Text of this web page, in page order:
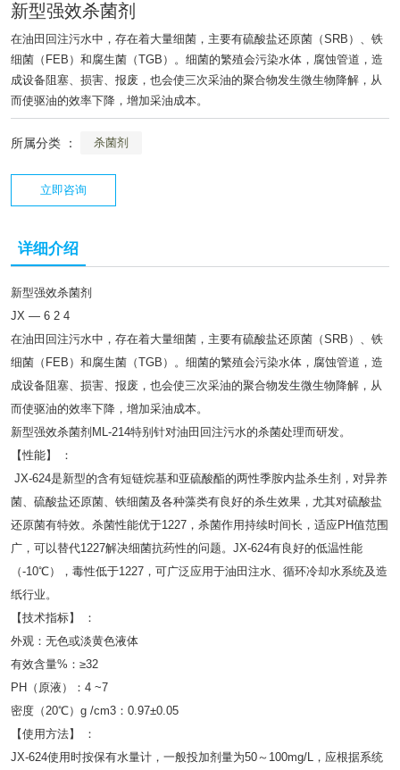
新型强效杀菌剂
在油田回注污水中，存在着大量细菌，主要有硫酸盐还原菌（SRB）、铁
细菌（FEB）和腐生菌（TGB）。细菌的繁殖会污染水体，腐蚀管道，造
成设备阻塞、损害、报废，也会使三次采油的聚合物发生微生物降解，从
而使驱油的效率下降，增加采油成本。
所属分类 ： 杀菌剂
立即咨询
详细介绍
新型强效杀菌剂
JX — 6 2 4
在油田回注污水中，存在着大量细菌，主要有硫酸盐还原菌（SRB）、铁
细菌（FEB）和腐生菌（TGB）。细菌的繁殖会污染水体，腐蚀管道，造
成设备阻塞、损害、报废，也会使三次采油的聚合物发生微生物降解，从
而使驱油的效率下降，增加采油成本。
新型强效杀菌剂ML-214特别针对油田回注污水的杀菌处理而研发。
【性能】 ：
JX-624是新型的含有短链烷基和亚硫酸酯的两性季胺内盐杀生剂，对异养
菌、硫酸盐还原菌、铁细菌及各种藻类有良好的杀生效果，尤其对硫酸盐
还原菌有特效。杀菌性能优于1227，杀菌作用持续时间长，适应PH值范围
广，可以替代1227解决细菌抗药性的问题。JX-624有良好的低温性能
（-10℃），毒性低于1227，可广泛应用于油田注水、循环冷却水系统及造
纸行业。
【技术指标】 ：
外观：无色或淡黄色液体
有效含量%：≥32
PH（原液）：4 ~7
密度（20℃）g /cm3：0.97±0.05
【使用方法】 ：
JX-624使用时按保有水量计，一般投加剂量为50～100mg/L，应根据系统